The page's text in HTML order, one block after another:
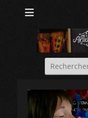
Rechercher :